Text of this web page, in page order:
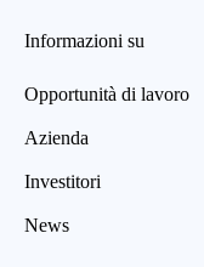
Informazioni su
Opportunità di lavoro
Azienda
Investitori
News